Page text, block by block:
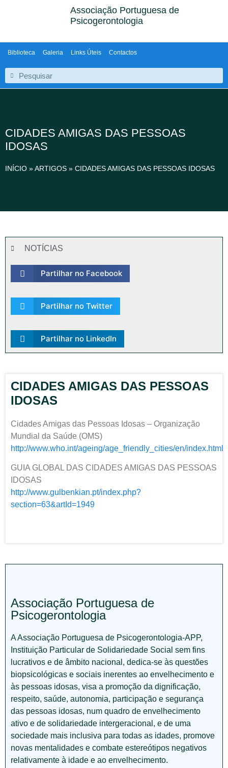
Associação Portuguesa de
Psicogerontologia
Biblioteca Galeria Links Úteis Contactos
CIDADES AMIGAS DAS PESSOAS
IDOSAS
INÍCIO »ARTIGOS » CIDADES AMIGAS DAS PESSOAS IDOSAS
NOTÍCIAS
Partilhar no Facebook
Partilhar no Twitter
Partilhar no LinkedIn
CIDADES AMIGAS DAS PESSOAS
IDOSAS
Cidades Amigas das Pessoas Idosas – Organização
Mundial da Saúde (OMS)
http://www.who.int/ageing/age_friendly_cities/en/index.html
GUIA GLOBAL DAS CIDADES AMIGAS DAS PESSOAS
IDOSAS
http://www.gulbenkian.pt/index.php?
section=63&artId=1949
Associação Portuguesa de
Psicogerontologia
A Associação Portuguesa de Psicogerontologia-APP,
Instituição Particular de Solidariedade Social sem fins
lucrativos e de âmbito nacional, dedica-se às questões
biopsicológicas e sociais inerentes ao envelhecimento e
às pessoas idosas, visa a promoção da dignificação,
respeito, saúde, autonomia, participação e segurança
das pessoas idosas, num quadro de envelhecimento
ativo e de solidariedade intergeracional, e de uma
sociedade mais inclusiva para todas as idades, promove
novas mentalidades e combate estereótipos negativos
relativamente à idade e ao envelhecimento.